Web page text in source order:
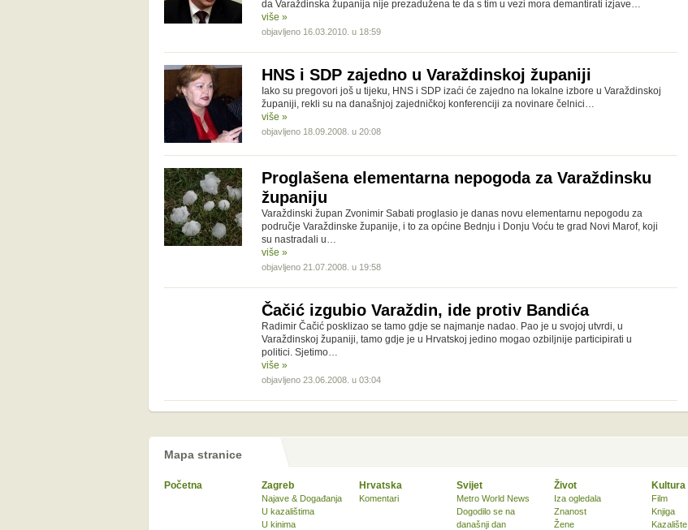
da Varaždinska županija nije prezadužena te da s tim u vezi mora demantirati izjave…
više »
objavljeno 16.03.2010. u 18:59
HNS i SDP zajedno u Varaždinskoj županiji
Iako su pregovori još u tijeku, HNS i SDP izaći će zajedno na lokalne izbore u Varaždinskoj
županiji, rekli su na današnjoj zajedničkoj konferenciji za novinare čelnici…
više »
objavljeno 18.09.2008. u 20:08
Proglašena elementarna nepogoda za Varaždinsku
županiju
Varaždinski župan Zvonimir Sabati proglasio je danas novu elementarnu nepogodu za
područje Varaždinske županije, i to za općine Bednju i Donju Voću te grad Novi Marof, koji
su nastradali u…
više »
objavljeno 21.07.2008. u 19:58
Čačić izgubio Varaždin, ide protiv Bandića
Radimir Čačić posklizao se tamo gdje se najmanje nadao. Pao je u svojoj utvrdi, u
Varaždinskoj županiji, tamo gdje je u Hrvatskoj jedino mogao ozbiljnije participirati u
politici. Sjetimo…
više »
objavljeno 23.06.2008. u 03:04
Mapa stranice
Početna Zagreb
Najave & Događanja
U kazalištima
U kinima
Hrvatska
Komentari
Svijet
Metro World News
Dogodilo se na
današnji dan
Život
Iza ogledala
Znanost
Žene
Kultura
Film
Knjiga
Kazalište